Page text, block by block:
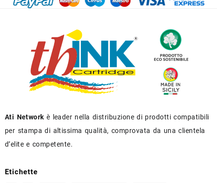
Ati Network è leader nella distribuzione di prodotti compatibili
per stampa di altissima qualità, comprovata da una clientela
d’elite e competente.
Etichette